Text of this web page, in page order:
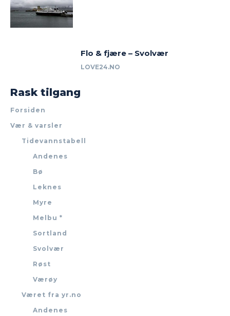
Flo & fjære – Svolvær
LOVE24.NO
Rask tilgang
Forsiden
Vær & varsler
Tidevannstabell
Andenes
Bø
Leknes
Myre
Melbu *
Sortland
Svolvær
Røst
Værøy
Været fra yr.no
Andenes